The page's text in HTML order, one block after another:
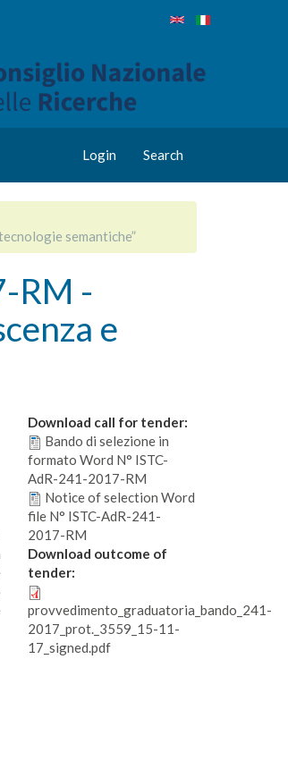
Login Search
semantiche”
RM -
e
Download call for tender:
Bando di selezione in
formato Word N° ISTC-
AdR-241-2017-RM
Notice of selection Word
file N° ISTC-AdR-241-
2017-RM
Download outcome of
tender:
provvedimento_graduatoria_bando_241-
2017_prot._3559_15-11-
17_signed.pdf